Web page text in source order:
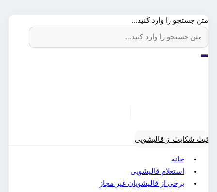
متن جستجو را وارد کنید...
ثبت شکایت از قالیشویی
خانه
استعلام قالیشویی
برخی از قالیشویان غیر مجاز